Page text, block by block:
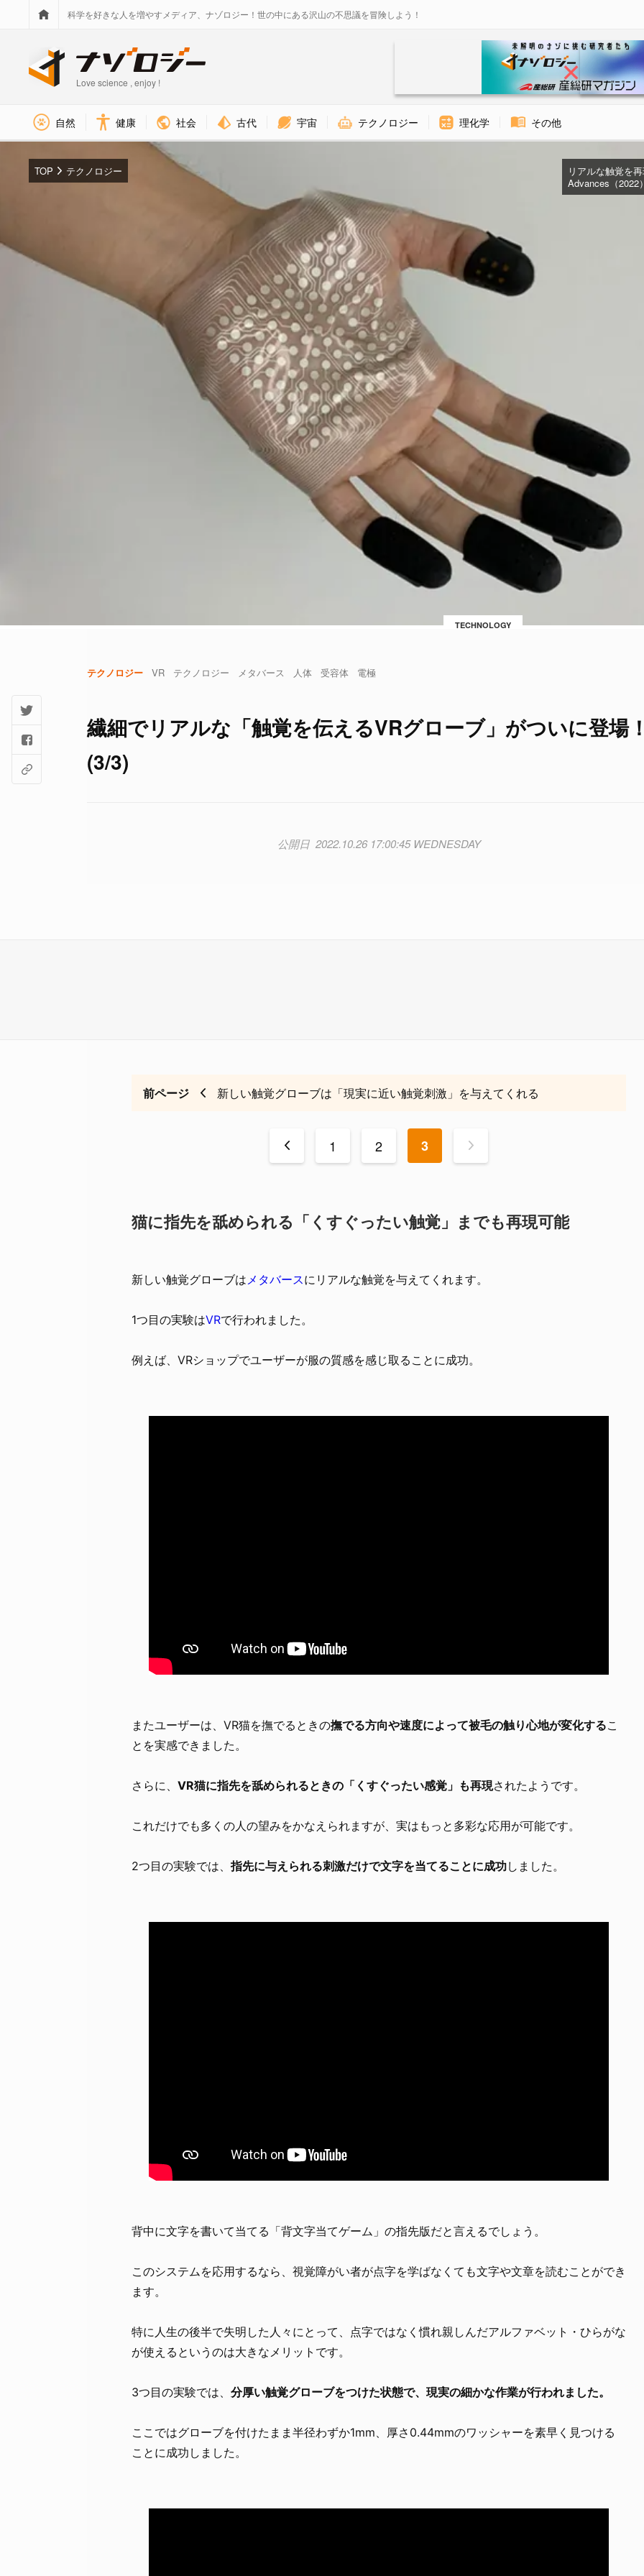
科学を好きな人を増やすメディア、ナゾロジー！世の中にある沢山の不思議を冒険しよう！
Love science , enjoy !
自然 健康 社会 古代 宇宙 テクノロジー 理化学 その他
リアルな触覚を
Advances（2022
TECHNOLOGY
TOP テクノロジー
テクノロジー VR テクノロジー メタバース 人体 受容体 電極
繊細でリアルな「触覚を伝えるVRグローブ」がついに登場
(3/3)
2022.10.26 17:00:45 WEDNESDAY
前ページ 新しい触覚グローブは「現実に近い触覚刺激」を与えてくれる
< 1 2 3 >
猫に指先を舐められる「くすぐったい触覚」までも再現可能
新しい触覚グローブは メタバースにリアルな触覚を与えてくれます。
1つ目の実験はVRで行われました。
例えば、VRショップでユーザーが服の質感を感じ取ることに成功。
またユーザーは、VR猫を撫でるときの撫でる方向や速度によって被毛の触り心地が変化するこ
とを実感できました。
さらに、 VR猫に指先を舐められるときの「くすぐったい感覚」も再現されたようです。
これだけでも多くの人の望みをかなえられますが、実はもっと多彩な応用が可能です。
2つ目の実験では、 指先に与えられる刺激だけで文字を当てることに成功しました。
背中に文字を書いて当てる「背文字当てゲーム」の指先版だと言えるでしょう。
このシステムを応用するなら、視覚障がい者が点字を学ばなくても文字や文章を読むことができ
ます。
特に人生の後半で失明した人々にとって、点字ではなく慣れ親しんだアルファベット・ひらがな
が使えるというのは大きなメリットです。
3つ目の実験では、 分厚い触覚グローブをつけた状態で、現実の細かな作業が行われました。
ここではグローブを付けたまま半径わずか1mm、厚さ0.44mmのワッシャーを素早く見つける
ことに成功しました。